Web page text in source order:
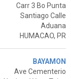
Carr 3 Bo Punta
Santiago Calle
Aduana
HUMACAO, PR
BAYAMON
Ave Cementerio